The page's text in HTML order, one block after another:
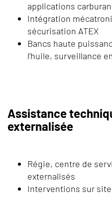
applications
Intégration
sécurisation ATEX
Bancs haute
l’huile, surveillance
Assistance
externalisée
Régie, centre de
externalisés
Interventions sur